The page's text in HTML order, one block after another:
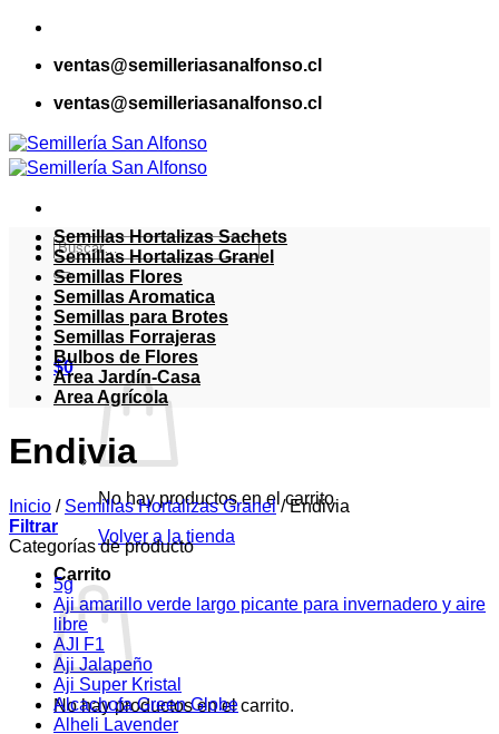
Saltar
contenidoventas@semilleriasanalfonso.cl
ventas@semilleriasanalfonso.cl
Buscar
por:
$0
No hay productos en el carrito.
Volver a la tienda
Carrito
No hay productos en el carrito.
Semillas Hortalizas Sachets
Semillas Hortalizas Granel
Semillas Flores
Semillas Aromatica
Semillas para Brotes
Semillas Forrajeras
Bulbos de Flores
Area Jardín-Casa
Area Agrícola
Endivia
Inicio / Semillas Hortalizas Granel /Endivia
Filtrar
Categorías de producto
5g
Aji amarillo verde largo picante para invernadero y aire
libre
AJI F1
Aji Jalapeño
Aji Super Kristal
Alcachofa Green Globe
Alheli Lavender